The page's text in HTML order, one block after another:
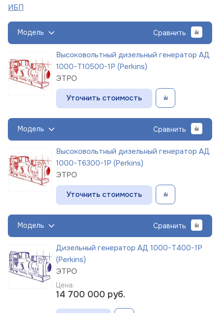
ИБП
Модель Сравнить
Высоковольтный дизельный генератор АД
1000-Т10500-1Р (Perkins)
ЭТРО
Уточнить стоимость
Модель Сравнить
Высоковольтный дизельный генератор АД
1000-Т6300-1Р (Perkins)
ЭТРО
Уточнить стоимость
Модель Сравнить
Дизельный генератор АД 1000-Т400-1Р
(Perkins)
ЭТРО
Цена:
14 700 000 руб.